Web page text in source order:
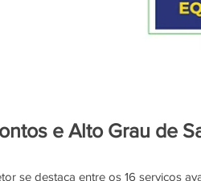
e Alto Grau de
se destaca entre os 16 serviços